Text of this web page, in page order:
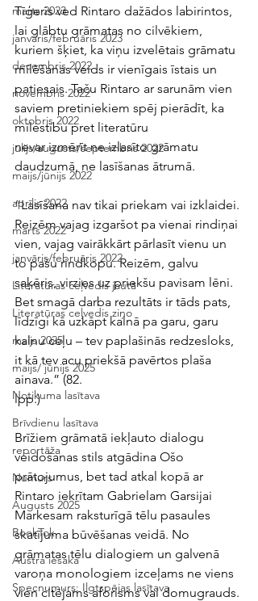
marts 2023
janvāris/februāris 2023
decembris 2022
novembris 2022
oktobris 2022
jūlijs/augusts/septembris 2022
maijs/jūnijs 2022
aprīlis 2022
marts 2022
janvāris/februāris 2022
Literatūras ceļvedis jautā
Literatūras ceļvedis ziņo
maijs 2025
maijs/ jūnijs 2025
Notikuma lasītava
Brīvdienu lasītava
reportāža
Numurs
Augusts 2025
BookTok
Austra iesaka
Specnumurs: Ilgtspējas lasītava
Tīģeris ved Rintaro dažādos labirintos,
lai glābtu grāmatas no cilvēkiem,
kuriem šķiet, ka viņu izvelētais grāmatu
mīlēšanas veids ir vienīgais īstais un
patiesais. Taču Rintaro ar sarunām vien
saviem pretiniekiem spēj pierādīt, ka
mīlestību pret literatūru
nevar izmērīt ne izlasīto grāmatu
daudzumā, ne lasīšanas ātrumā.
“Lasīšana nav tikai priekam vai izklaidei.
Reizēm vajag izgaršot pa vienai rindiņai
vien, vajag vairākkārt pārlasīt vienu un
to pašu rindkopu. Reizēm, galvu
saķēris, virzies uz priekšu pavisam lēni.
Bet smagā darba rezultāts ir tāds pats,
līdzīgi kā uzkāpt kalnā pa garu, garu
kalnu ceļu – tev paplašinās redzesloks,
it kā tev acu priekšā pavērtos plaša
ainava.” (82.
lpp.)
Brīžiem grāmatā iekļauto dialogu
veidošanas stils atgādina Ošo
prātojumus, bet tad atkal kopā ar
Rintaro iekrītam Gabrielam Garsijai
Markesam raksturīgā tēlu pasaules
skatījuma būvēšanas veidā. No
grāmatas tēlu dialogiem un galvenā
varoņa monologiem izceļams ne viens
vien citējams aforisms vai domugrauds.